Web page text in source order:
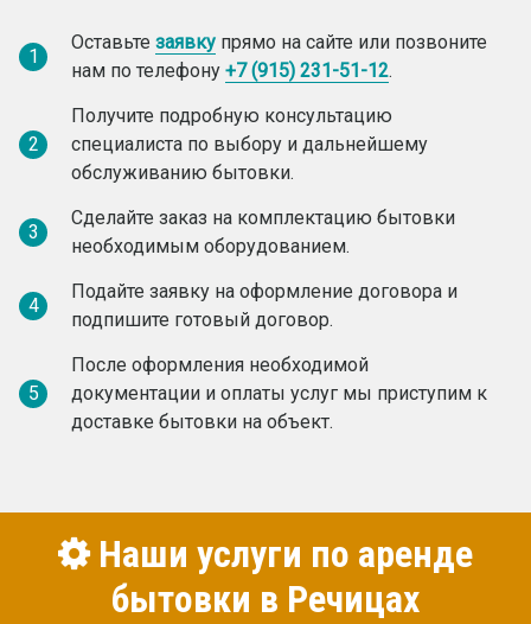
1
Оставьте заявку прямо на сайте или позвоните
нам по телефону +7 (915) 231-51-12.
2
Получите подробную консультацию
специалиста по выбору и дальнейшему
обслуживанию бытовки.
3
Сделайте заказ на комплектацию бытовки
необходимым оборудованием.
4
Подайте заявку на оформление договора и
подпишите готовый договор.
5
После оформления необходимой
документации и оплаты услуг мы приступим к
доставке бытовки на объект.
Наши услуги по аренде
бытовки в Речицах